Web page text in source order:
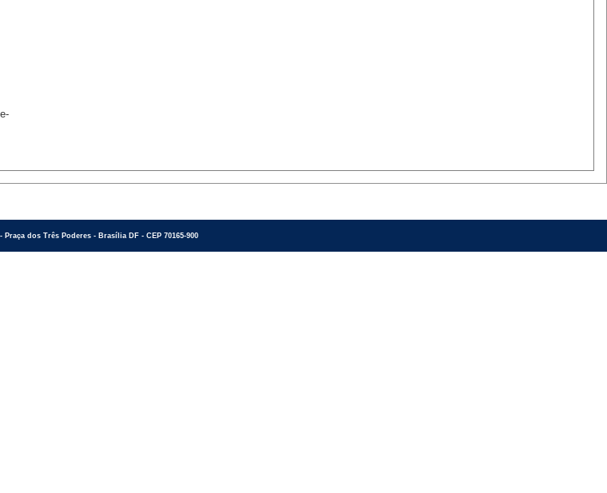
Praça dos Três Poderes - Brasília DF - CEP 70165-900